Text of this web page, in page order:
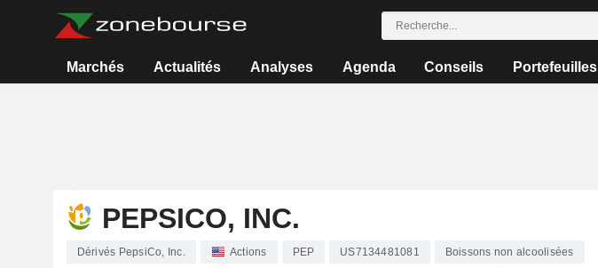
Marchés Actualités Analyses Agenda Conseils Portefeuilles
PEPSICO, INC.
Dérivés PepsiCo, Inc. Actions PEP US7134481081 Boissons non alcoolisées